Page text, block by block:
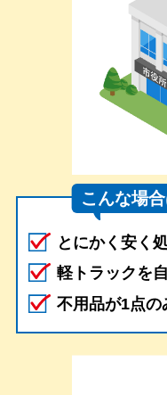
こんな場
とにかく安く
軽トラックを
不用品が1点の